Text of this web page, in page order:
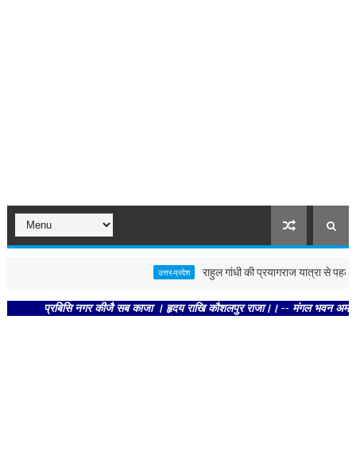
उत्तर-प्रदेश राहुल गांधी की प्रयागराज यात्रा से पहले
प्रबिसि नगर कीजै सब काजा । हृदय राखि कौशलपुर राजा।। -- मंगल भवन अमंगल